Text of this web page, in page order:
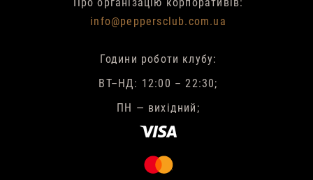
info@peppersclub.com.ua
Години роботи клубу:
ВТ–НД: 12:00 – 22:30;
ПН — вихідний;